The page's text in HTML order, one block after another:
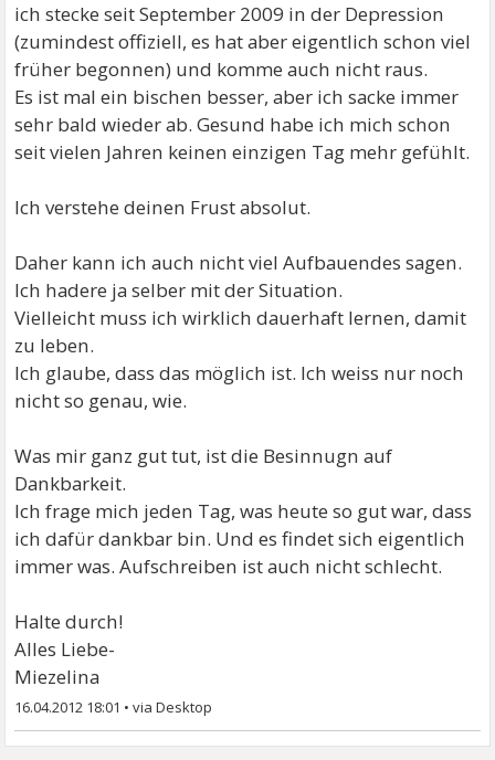
ich stecke seit September 2009 in der Depression
(zumindest offiziell, es hat aber eigentlich schon viel
früher begonnen) und komme auch nicht raus.
Es ist mal ein bischen besser, aber ich sacke immer
sehr bald wieder ab. Gesund habe ich mich schon
seit vielen Jahren keinen einzigen Tag mehr gefühlt.
Ich verstehe deinen Frust absolut.
Daher kann ich auch nicht viel Aufbauendes sagen.
Ich hadere ja selber mit der Situation.
Vielleicht muss ich wirklich dauerhaft lernen, damit
zu leben.
Ich glaube, dass das möglich ist. Ich weiss nur noch
nicht so genau, wie.
Was mir ganz gut tut, ist die Besinnugn auf
Dankbarkeit.
Ich frage mich jeden Tag, was heute so gut war, dass
ich dafür dankbar bin. Und es findet sich eigentlich
immer was. Aufschreiben ist auch nicht schlecht.
Halte durch!
Alles Liebe-
Miezelina
16.04.2012 18:01 •